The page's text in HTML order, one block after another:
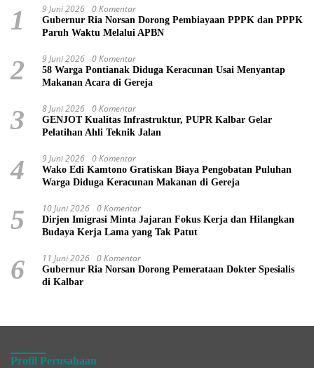
1 9 Juni 2026 0 Komentar
Gubernur Ria Norsan Dorong Pembiayaan PPPK dan PPPK
Paruh Waktu Melalui APBN
2 9 Juni 2026 0 Komentar
58 Warga Pontianak Diduga Keracunan Usai Menyantap
Makanan Acara di Gereja
3 8 Juni 2026 0 Komentar
GENJOT Kualitas Infrastruktur, PUPR Kalbar Gelar
Pelatihan Ahli Teknik Jalan
4 9 Juni 2026 0 Komentar
Wako Edi Kamtono Gratiskan Biaya Pengobatan Puluhan
Warga Diduga Keracunan Makanan di Gereja
5 10 Juni 2026 0 Komentar
Dirjen Imigrasi Minta Jajaran Fokus Kerja dan Hilangkan
Budaya Kerja Lama yang Tak Patut
6 11 Juni 2026 0 Komentar
Gubernur Ria Norsan Dorong Pemerataan Dokter Spesialis
di Kalbar
Profil Perusahaan